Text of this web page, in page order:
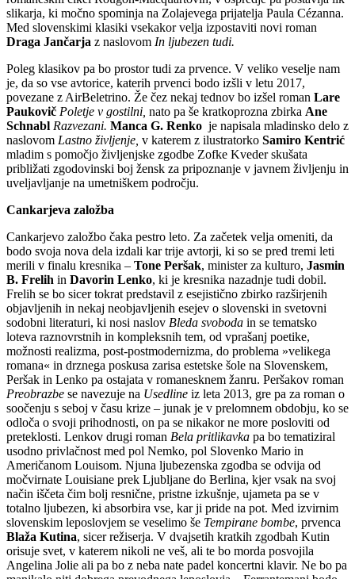
slikarja, ki močno spominja na Zolajevega prijatelja Paula Cézanna.
Med slovenskimi klasiki vsekakor velja izpostaviti novi roman
Draga Jančarja z naslovom In ljubezen tudi.
Poleg klasikov pa bo prostor tudi za prvence. V veliko veselje nam
je, da so vse avtorice, katerih prvenci bodo izšli v letu 2017,
povezane z AirBeletrino. Že čez nekaj tednov bo izšel roman Lare
Paukovič Poletje v gostilni, nato pa še kratkoprozna zbirka Ane
Schnabl Razvezani. Manca G. Renko je napisala mladinsko delo z
naslovom Lastno življenje, v katerem z ilustratorko Samiro Kentrić
mladim s pomočjo življenjske zgodbe Zofke Kveder skušata
približati zgodovinski boj žensk za pripoznanje v javnem življenju in
uveljavljanje na umetniškem področju.
Cankarjeva založba
Cankarjevo založbo čaka pestro leto. Za začetek velja omeniti, da
bodo svoja nova dela izdali kar trije avtorji, ki so se pred tremi leti
merili v finalu kresnika – Tone Peršak, minister za kulturo, Jasmin
B. Frelih in Davorin Lenko, ki je kresnika nazadnje tudi dobil.
Frelih se bo sicer tokrat predstavil z esejistično zbirko razširjenih
objavljenih in nekaj neobjavljenih esejev o slovenski in svetovni
sodobni literaturi, ki nosi naslov Bleda svoboda in se tematsko
loteva raznovrstnih in kompleksnih tem, od vprašanj poetike,
možnosti realizma, post-postmodernizma, do problema »velikega
romana« in drznega poskusa zarisa estetske šole na Slovenskem,
Peršak in Lenko pa ostajata v romanesknem žanru. Peršakov roman
Preobrazbe se navezuje na Usedline iz leta 2013, gre pa za roman o
soočenju s seboj v času krize – junak je v prelomnem obdobju, ko se
odloča o svoji prihodnosti, on pa se nikakor ne more posloviti od
preteklosti. Lenkov drugi roman Bela pritlikavka pa bo tematiziral
usodno privlačnost med pol Nemko, pol Slovenko Mario in
Američanom Louisom. Njuna ljubezenska zgodba se odvija od
močvirnate Louisiane prek Ljubljane do Berlina, kjer vsak na svoj
način iščeta čim bolj resnične, pristne izkušnje, ujameta pa se v
totalno ljubezen, ki absorbira vse, kar ji pride na pot. Med izvirnim
slovenskim leposlovjem se veselimo še Tempirane bombe, prvenca
Blaža Kutina, sicer režiserja. V dvajsetih kratkih zgodbah Kutin
orisuje svet, v katerem nikoli ne veš, ali te bo morda posvojila
Angelina Jolie ali pa bo z neba nate padel koncertni klavir. Ne bo pa